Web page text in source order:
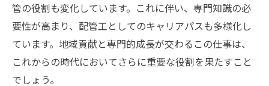
管の役割も変化しています。これに伴い、専門知識の必
要性が高まり、配管工としてのキャリアパスも多様化し
ています。地域貢献と専門的成長が交わるこの仕事は、
これからの時代においてさらに重要な役割を果たすこと
でしょう。